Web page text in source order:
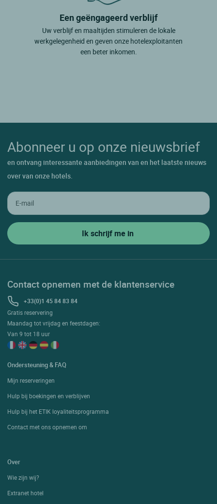
Een geëngageerd verblijf
Uw verblijf en maaltijden stimuleren de lokale
werkgelegenheid en geven onze hotelexploitanten
een beter inkomen.
Abonneer u op onze nieuwsbrief
en ontvang interessante aanbiedingen van en het laatste nieuws
over van onze hotels.
Contact opnemen met de klantenservice
+33(0)1 45 84 83 84
Gratis reservering
Maandag tot vrijdag en feestdagen:
Van 9 tot 18 uur
Ondersteuning & FAQ
Mijn reserveringen
Hulp bij boekingen en verblijven
Hulp bij het ETIK loyaliteitsprogramma
Contact met ons opnemen om
Over
Wie zijn wij?
Extranet hotel